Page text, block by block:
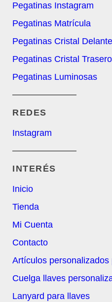
Pegatinas Instagram
Pegatinas Matrícula
Pegatinas Cristal
Pegatinas Cristal Trasero
Pegatinas Luminosas
REDES​
Instagram
INTERÉS
Inicio
Tienda
Mi Cuenta
Contacto
Artículos personalizados
Cuelga llaves
Lanyard para llaves